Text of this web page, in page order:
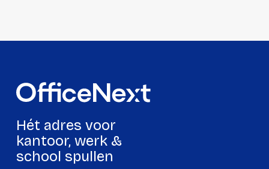
Hét adres voor
kantoor, werk &
school spullen